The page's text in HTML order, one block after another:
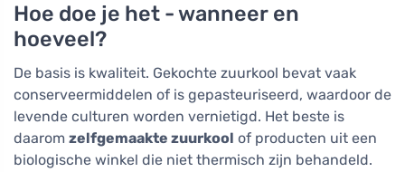
Hoe doe je het - wanneer en
hoeveel?
De basis is kwaliteit. Gekochte zuurkool bevat vaak
conserveermiddelen of is gepasteuriseerd, waardoor de
levende culturen worden vernietigd. Het beste is
daarom zelfgemaakte zuurkool of producten uit een
biologische winkel die niet thermisch zijn behandeld.